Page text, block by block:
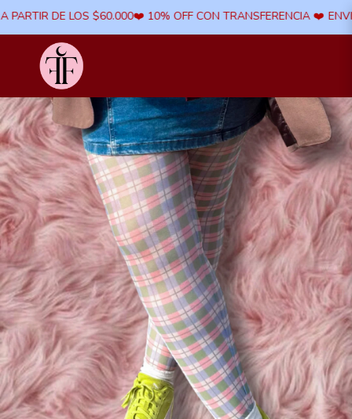
DE LOS $60.000​❤️ 10% OFF CON TRANSFERENCIA ​❤️ ENVIOS